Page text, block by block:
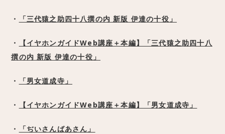
・ 「三代猿之助四十八撰の内 新版 伊達の十役」
・
【イヤホンガイドWeb講座＋本編】「三代猿之助四十八
撰の内 新版 伊達の十役」
・ 「男女道成寺」
・ 【イヤホンガイドWeb講座＋本編】「男女道成寺」
・ 「ぢいさんばあさん」